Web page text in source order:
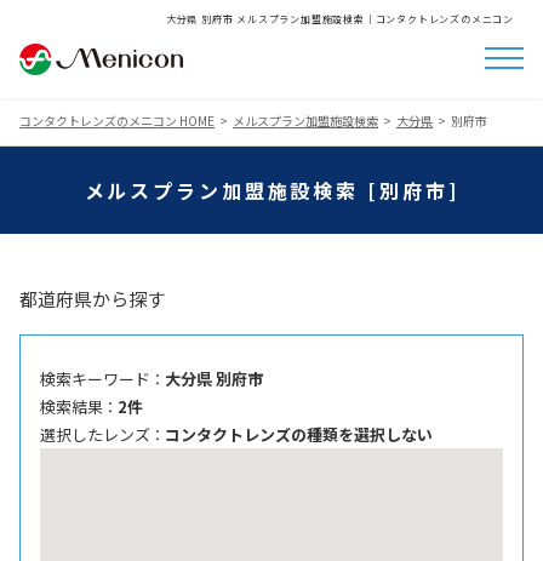
大分県 別府市 メルスプラン加盟施設検索│コンタクトレンズのメニコン
コンタクトレンズのメニコン HOME メルスプラン加盟施設検索 大分県 別府市
メルスプラン加盟施設検索 [別府市]
都道府県から探す
検索キーワード ： 大分県 別府市
検索結果 ： 2件
選択したレンズ ： コンタクトレンズの種類を選択しない